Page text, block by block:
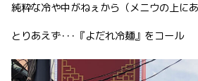
純粋な冷や中がねぇから（メニウの上に
とりあえず･･･『よだれ冷麺』をコール